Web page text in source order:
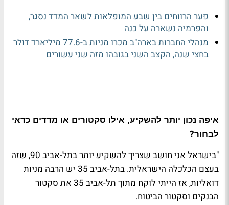
פער הרווחים בין שבע המופלאות לשאר המדד נסגר,
והפרמיה נשארה על כנה
מנהלי החברות בארה"ב מכרו מניות ב-77.6 מיליארד דולר
בחצי שנה, הקצב השני בגובהו מזה שני עשורים
איפה נכון יותר להשקיע, אילו סקטורים או מדדים כדאי
לבחור?
"בישראל אני חושב שצריך להשקיע יותר בתל-אביב 90, שזה
בעצם הכלכלה הישראלית. בתל-אביב 35 יש הרבה מניות
דואליות, אז הייתי לוקח מתוך תל-אביב 35 את סקטור
הבנקים וסקטור הביטוח.